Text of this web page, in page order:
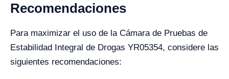
Recomendaciones
Para maximizar el uso de la Cámara de Pruebas de
Estabilidad Integral de Drogas YR05354, considere las
siguientes recomendaciones: